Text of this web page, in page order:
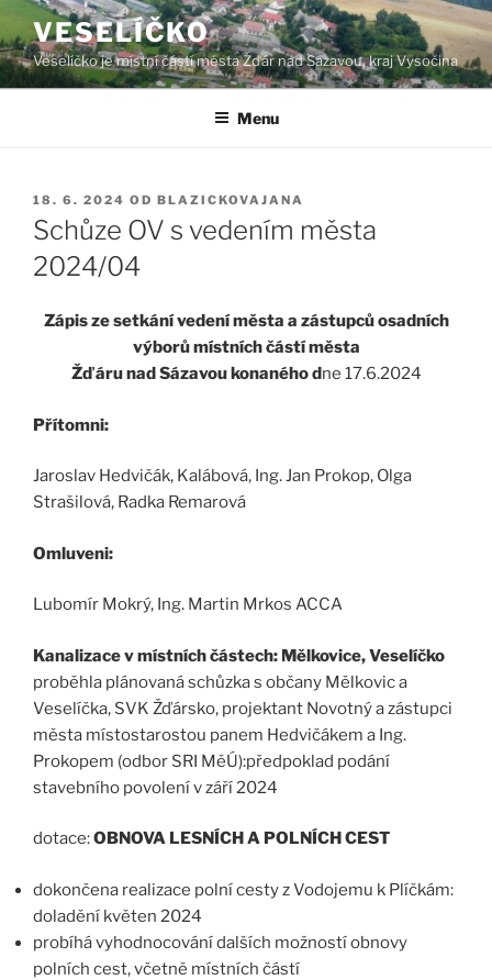
Přejít
k
obsahu
webu
VESELÍČKO
Veselíčko je místní částí města Žďár nad Sázavou, kraj Vysočina
Menu
PUBLIKOVÁNO
18. 6. 2024 OD BLAZICKOVAJANA
Schůze OV s vedením města
2024/04
Zápis ze setkání vedení města a zástupců osadních
výborů místních částí města
Žďáru nad Sázavou konaného dne 17.6.2024
Přítomni:
Jaroslav Hedvičák, Kalábová, Ing. Jan Prokop, Olga
Strašilová, Radka Remarová
Omluveni:
Lubomír Mokrý, Ing. Martin Mrkos ACCA
Kanalizace v místních částech: Mělkovice, Veselíčko
proběhla plánovaná schůzka s občany Mělkovic a
Veselíčka, SVK Žďársko, projektant Novotný a zástupci
města místostarostou panem Hedvičákem a Ing.
Prokopem (odbor SRI MěÚ):předpoklad podání
stavebního povolení v září 2024
dotace:OBNOVA LESNÍCH A POLNÍCH CEST
dokončena realizace polní cesty z Vodojemu k Plíčkám:
doladění květen 2024
probíhá vyhodnocování dalších možností obnovy
polních cest, včetně místních částí